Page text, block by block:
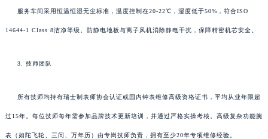
服务车间采用恒温恒湿无尘标准，温度控制在20-22℃，湿度低于50%，符合ISO
14644-1 Class 8洁净等级。防静电地板与离子风机消除静电干扰，保障精密机芯安全。
3. 技师团队
所有技师均持有瑞士制表师协会认证或国内钟表维修高级资格证书，平均从业年限超
过15年。每位技师每年需参加品牌技术更新培训，并通过严格实操考核。高级复杂功能腕
表（如陀飞轮、三问、万年历）由专岗技师负责，拥有至少20年专项维修经验。